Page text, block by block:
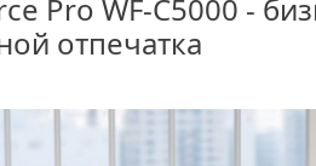
Pro WF-C5000 -
отпечатка